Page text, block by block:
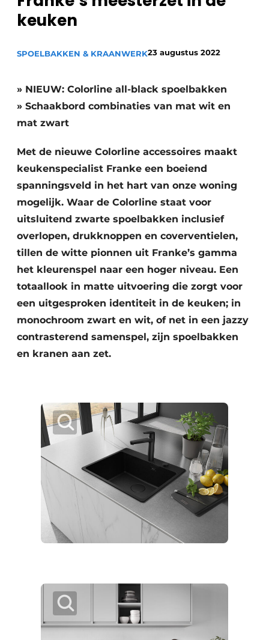
Privacy / Cookie statement
Vacature aanmelden
keuken
SPOELBAKKEN & KRAANWERK23 augustus 2022
» NIEUW: Colorline all-black spoelbakken
» Schaakbord combinaties van mat wit en
mat zwart
Met de nieuwe Colorline accessoires maakt
keukenspecialist Franke een boeiend
spanningsveld in het hart van onze woning
mogelijk. Waar de Colorline staat voor
uitsluitend zwarte spoelbakken inclusief
overlopen, drukknoppen en coverventielen,
tillen de witte pionnen uit Franke’s gamma
het kleurenspel naar een hoger niveau. Een
totaallook in matte uitvoering die zorgt voor
een uitgesproken identiteit in de keuken; in
monochroom zwart en wit, of net in een jazzy
contrasterend samenspel, zijn spoelbakken
en kranen aan zet.